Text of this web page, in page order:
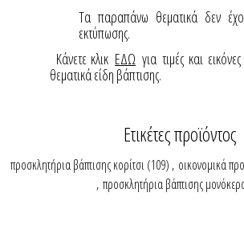
Τα παραπάνω θεματικά δεν
εκτύπωσης.
Κάνετε κλικ ΕΔΩ για τιμές και
θεματικά είδη βάπτισης.
Ετικέτες προϊόντος
προσκλητήρια βάπτισης κορίτσι(109) , οικονομικά
, προσκλητήρια βάπτισης